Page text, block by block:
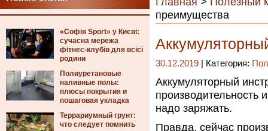
«Софія Sport» у Києві:
сучасна мережа
фітнес-клубів для всієї
родини
Полиуретановые
наливные полы:
плюсы покрытия и
пошаговая укладка
Террариумный грунт:
что следует помнить
преимущества
30.12.2019 | Категория:
Аккумуляторный
производительность
надо заряжать.
Правда, сейчас